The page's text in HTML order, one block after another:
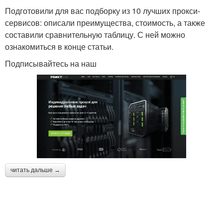
Подготовили для вас подборку из 10 лучших прокси-
сервисов: описали преимущества, стоимость, а также
составили сравнительную таблицу. С ней можно
ознакомиться в конце статьи.
Подписывайтесь на наш
читать дальше →